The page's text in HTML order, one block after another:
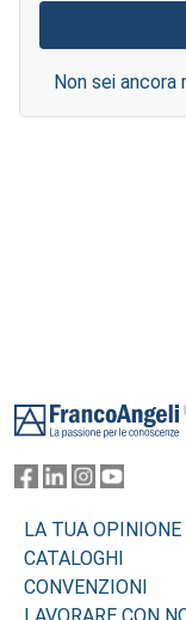
Non sei
LA TUA OPINIONE
CATALOGHI
CONVENZIONI